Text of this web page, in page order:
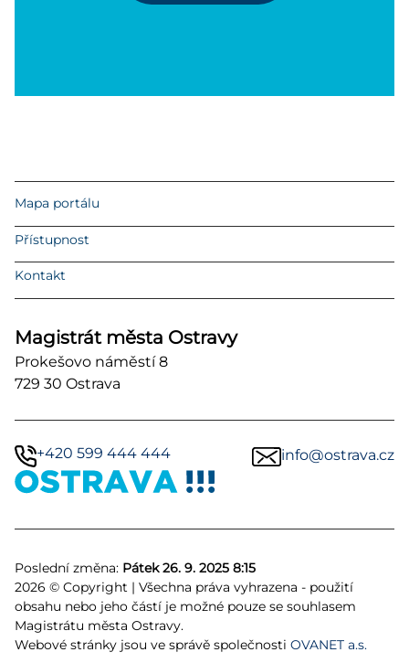
Mapa portálu
Přístupnost
Kontakt
Magistrát města Ostravy
Prokešovo náměstí 8
729 30 Ostrava
+420 599 444 444 info@ostrava.cz
Poslední změna: Pátek 26. 9. 2025 8:15
2026 © Copyright | Všechna práva vyhrazena - použití
obsahu nebo jeho částí je možné pouze se souhlasem
Magistrátu města Ostravy.
Webové stránky jsou ve správě společnosti OVANET a.s.